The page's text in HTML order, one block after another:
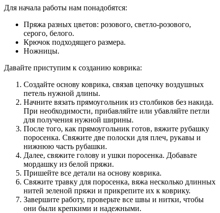
Для начала работы нам понадобятся:
Пряжа разных цветов: розового, светло-розового,
серого, белого.
Крючок подходящего размера.
Ножницы.
Давайте приступим к созданию коврика:
Создайте основу коврика, связав цепочку воздушных
петель нужной длины.
Начните вязать прямоугольник из столбиков без накида.
При необходимости, прибавляйте или убавляйте петли
для получения нужной ширины.
После того, как прямоугольник готов, вяжите рубашку
поросенка. Свяжите две полоски для плеч, рукавы и
нижнюю часть рубашки.
Далее, свяжите голову и ушки поросенка. Добавьте
мордашку из белой пряжи.
Пришейте все детали на основу коврика.
Свяжите травку для поросенка, вяжа несколько длинных
нитей зеленой пряжи и прикрепите их к коврику.
Завершите работу, проверьте все швы и нитки, чтобы
они были крепкими и надежными.